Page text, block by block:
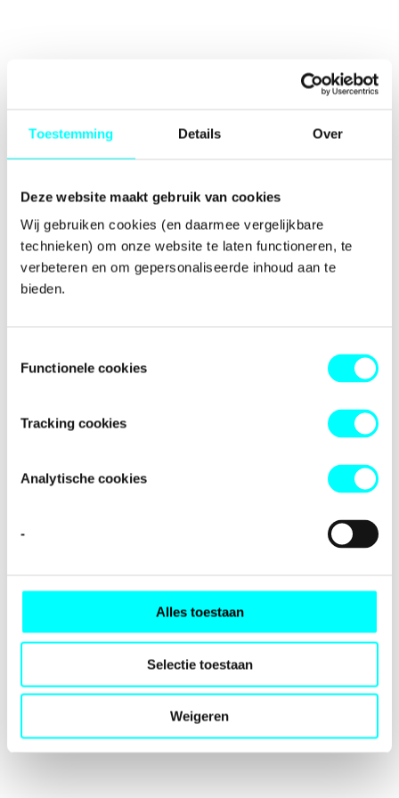
Toestemming Details Over
Deze website maakt gebruik van cookies
Wij gebruiken cookies (en daarmee vergelijkbare
technieken) om onze website te laten functioneren, te
verbeteren en om gepersonaliseerde inhoud aan te
bieden.
Functionele cookies
Tracking cookies
Analytische cookies
-
Alles toestaan
Selectie toestaan
Weigeren
-side exception has occurred while
browser consolefor